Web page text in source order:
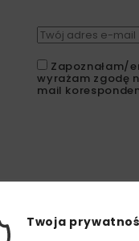
Zapoznałam/
wyrażam zgodę
mail
Twoja